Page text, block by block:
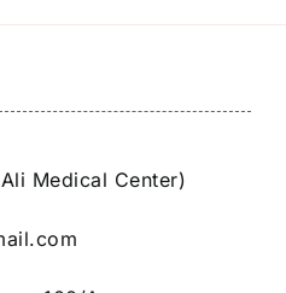
Medical Center)